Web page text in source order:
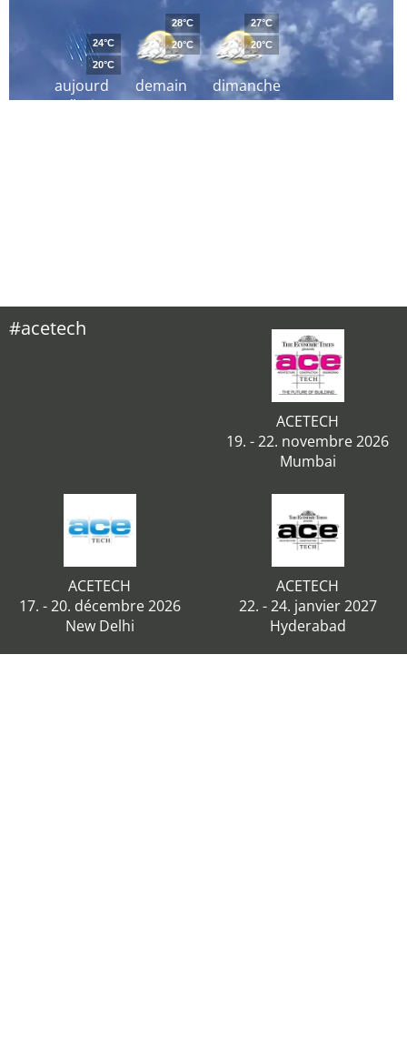
aujourd
´hui
24°C
20°C
demain
28°C
20°C
dimanche
27°C
20°C
#acetech
ACETECH
19. - 22. novembre 2026
Mumbai
ACETECH
17. - 20. décembre 2026
New Delhi
ACETECH
22. - 24. janvier 2027
Hyderabad